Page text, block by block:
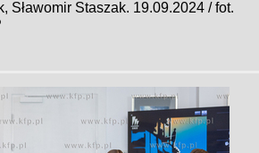
Sławomir Staszak. 19.09.2024 / fot.